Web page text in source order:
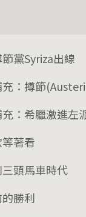
黨Syriza出線
：撙節
：希臘激進左
著看
頭馬車時代
勝利